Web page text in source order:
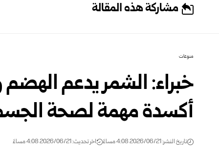
مشاركة هذه المقالة
منوعات
خبراء: الشمر يدعم
أكسدة مهمة لصحة
تاريخ النشر: 2026/06/21 4:08 مساءً اخر تحديث: 2026/06/21 4:08 مساءً